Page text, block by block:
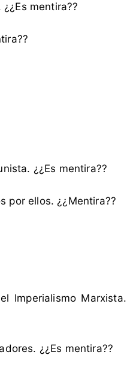
mentira??
¿¿Es mentira??
por ellos. ¿¿Mentira??
Imperialismo Marxista.
¿¿Es mentira??